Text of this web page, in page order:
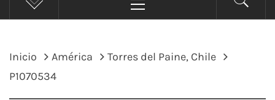
principal
Inicio América
Torres del Paine, Chile
P1070534